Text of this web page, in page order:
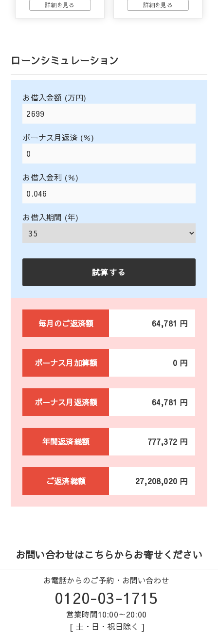
ローンシミュレーション
お借入金額 (万円)
ボーナス月返済 (％)
お借入金利 (％)
お借入期間 (年)
毎月のご返済額 64,781 円
ボーナス月加算額 0 円
ボーナス月返済額 64,781 円
年間返済総額 777,372 円
ご返済総額 27,208,020 円
お問い合わせはこちらからお寄せください
お電話からのご予約・お問い合わせ
0120-03-1715
営業時間10:00～20:00
[ 土・日・祝日除く ]